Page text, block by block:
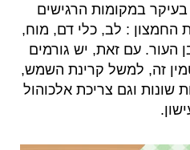
במקומות הרגישים
החמצון : לב, כלי דם, מוח,
העור. עם זאת, יש גורמים
זה, למשל קרינת השמש,
שונות וגם צריכת אלכוהול